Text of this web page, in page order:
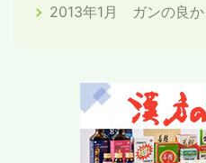
2013年1月 ガンの良か